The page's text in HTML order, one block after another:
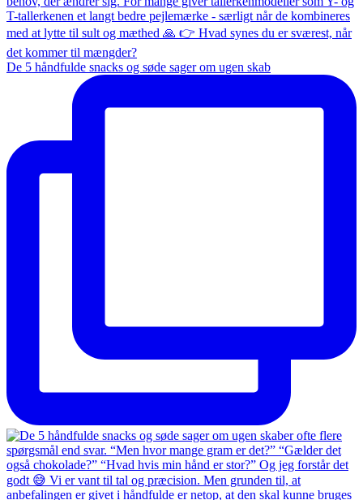
De 5 håndfulde snacks og søde sager om ugen skab